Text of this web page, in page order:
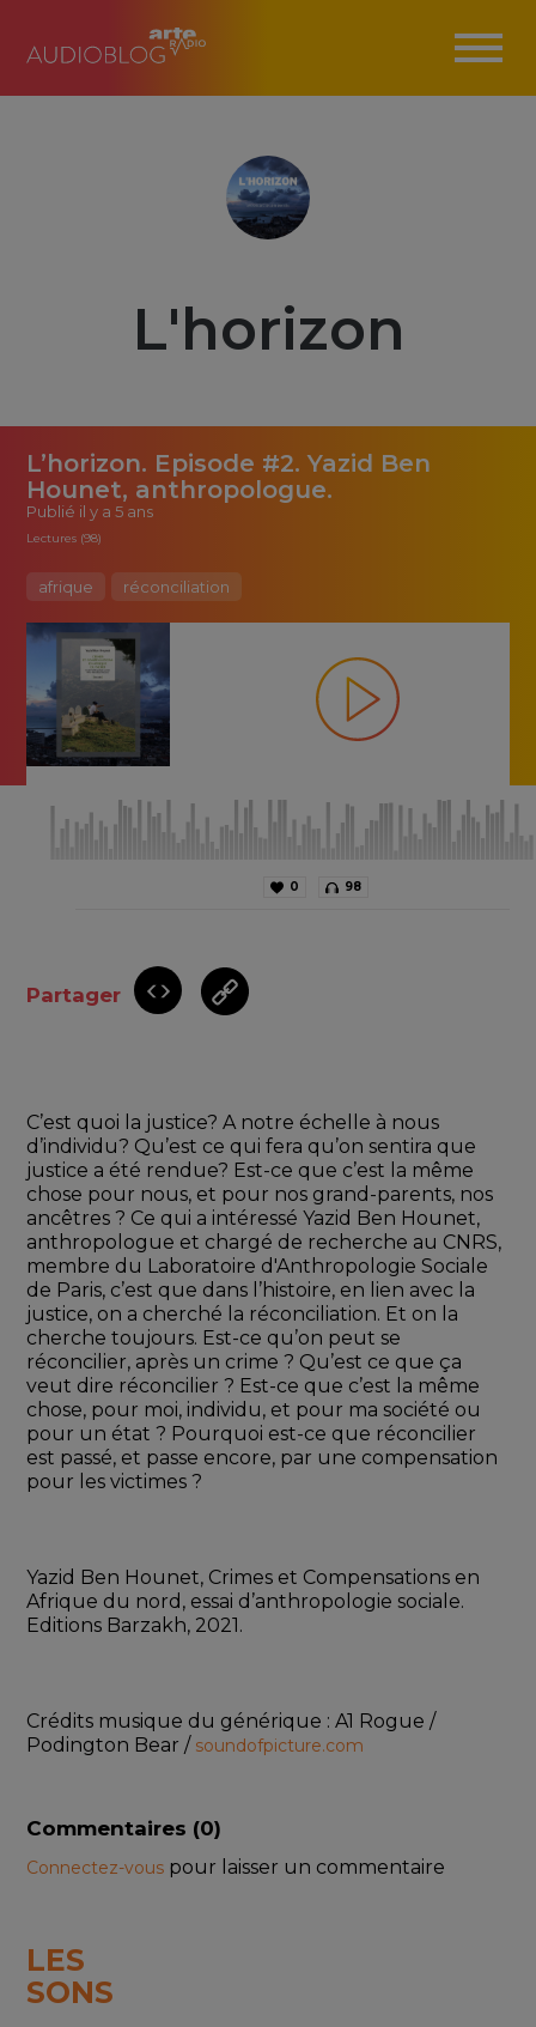
L'horizon
L’horizon. Episode #2. Yazid Ben
Hounet, anthropologue.
Publié il y a 5 ans
Lectures (98)
afrique réconciliation
0 98
Partager
C’est quoi la justice? A notre échelle à nous
d’individu? Qu’est ce qui fera qu’on sentira que
justice a été rendue? Est-ce que c’est la même
chose pour nous, et pour nos grand-parents, nos
ancêtres ? Ce qui a intéressé Yazid Ben Hounet,
anthropologue et chargé de recherche au CNRS,
membre du Laboratoire d'Anthropologie Sociale
de Paris, c’est que dans l’histoire, en lien avec la
justice, on a cherché la réconciliation. Et on la
cherche toujours. Est-ce qu’on peut se
réconcilier, après un crime ? Qu’est ce que ça
veut dire réconcilier ? Est-ce que c’est la même
chose, pour moi, individu, et pour ma société ou
pour un état ? Pourquoi est-ce que réconcilier
est passé, et passe encore, par une compensation
pour les victimes ?
Yazid Ben Hounet, Crimes et Compensations en
Afrique du nord, essai d’anthropologie sociale.
Editions Barzakh, 2021.
Crédits musique du générique : A1 Rogue /
Podington Bear / soundofpicture.com
Commentaires (0)
Connectez-vous pour laisser un commentaire
LES
SONS